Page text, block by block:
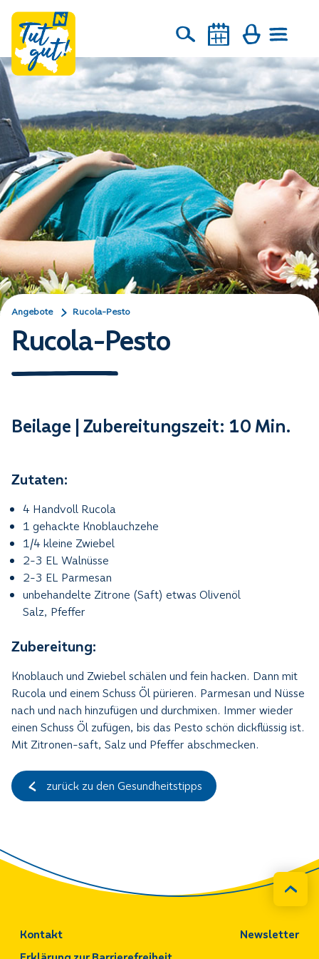
Angebote Rucola-Pesto
Rucola-Pesto
Beilage | Zubereitungszeit: 10 Min.
Zutaten:
4 Handvoll Rucola
1 gehackte Knoblauchzehe
1/4 kleine Zwiebel
2-3 EL Walnüsse
2-3 EL Parmesan
unbehandelte Zitrone (Saft) etwas Olivenöl
Salz, Pfeffer
Zubereitung:
Knoblauch und Zwiebel schälen und fein hacken. Dann mit
Rucola und einem Schuss Öl pürieren. Parmesan und Nüsse
nach und nach hinzufügen und durchmixen. Immer wieder
einen Schuss Öl zufügen, bis das Pesto schön dickflüssig ist.
Mit Zitronen-saft, Salz und Pfeffer abschmecken.
zurück zu den Gesundheitstipps
Kontakt
Newsletter